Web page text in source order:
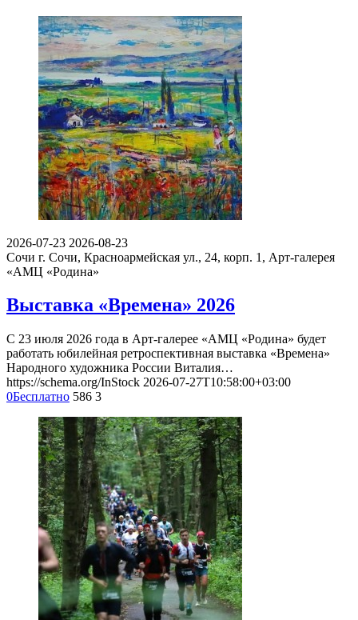
2026-07-23 2026-08-23
Сочи г. Сочи, Красноармейская ул., 24, корп. 1, Арт-галерея
«АМЦ «Родина»
Выставка «Времена» 2026
С 23 июля 2026 года в Арт-галерее «АМЦ «Родина» будет
работать юбилейная ретроспективная выставка «Времена»
Народного художника России Виталия…
https://schema.org/InStock 2026-07-27T10:58:00+03:00
0Бесплатно 586 3